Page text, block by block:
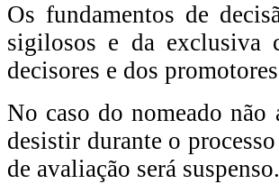
Os fundamentos de
sigilosos e da exclusiva
decisores e dos
No caso do nomeado
desistir durante o
de avaliação será suspenso.